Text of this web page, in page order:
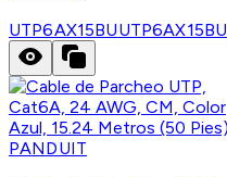
UTP6AX15BUUTP6AX15BU
PANDUIT